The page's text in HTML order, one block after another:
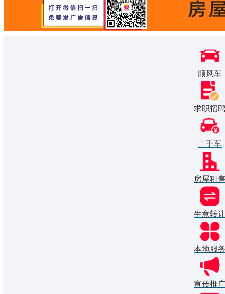
顺风车
求职招
二手车
房屋租
生意转
本地服
宣传推